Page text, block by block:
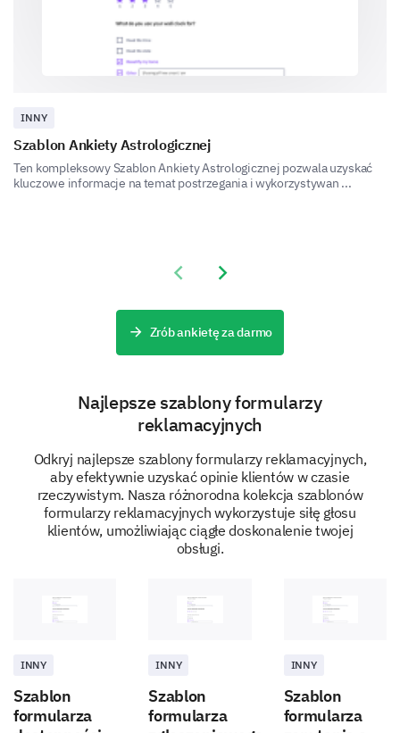
Lack of knowledge
Your Suggestions
suggestions or ways you believe our customer
service can be improved.
What improvements would you suggest for the
customer service team?
Can you suggest a specific area where our
customer service representatives should
INNY
Szablon Ankiety Astrologicznej
Ten kompleksowy Szablon Ankiety Astrologicznej pozwala uzyskać
kluczowe informacje na temat postrzegania i wykorzystywan ...
Previous slide
Next slide
Zrób ankietę za darmo
Najlepsze szablony formularzy
reklamacyjnych
Odkryj najlepsze szablony formularzy reklamacyjnych,
aby efektywnie uzyskać opinie klientów w czasie
rzeczywistym. Nasza różnorodna kolekcja szablonów
formularzy reklamacyjnych wykorzystuje siłę głosu
klientów, umożliwiając ciągłe doskonalenie twojej
obsługi.
INNY
Szablon
formularza
INNY
Szablon
formularza
INNY
Szablon
formularza